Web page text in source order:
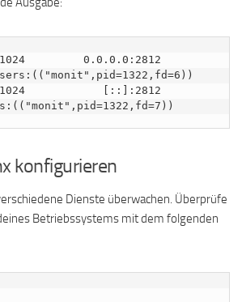
0.0.0.0:2812
1024            [::]:2812
konfigurieren
Dienste überwachen. Überprüfe
Betriebssystems mit dem folgenden